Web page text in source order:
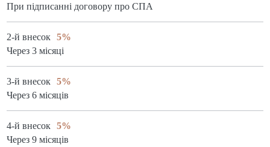
При підписанні договору про СПА
2-й внесок
5%
Через 3 місяці
3-й внесок
5%
Через 6 місяців
4-й внесок
5%
Через 9 місяців